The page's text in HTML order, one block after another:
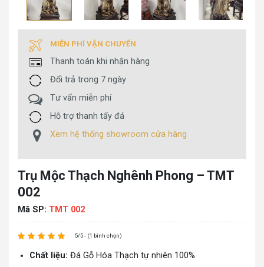
MIỄN PHÍ VẬN CHUYỂN
Thanh toán khi nhận hàng
Đổi trả trong 7 ngày
Tư vấn miễn phí
Hỗ trợ thanh tẩy đá
Xem hệ thống showroom cửa hàng
Trụ Mộc Thạch Nghênh Phong – TMT
002
Mã SP: TMT 002
5/5 - (1 bình chọn)
Chất liệu: Đá Gỗ Hóa Thạch tự nhiên 100%